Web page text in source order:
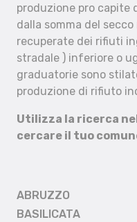
produzione pro
dalla somma del
recuperate dei rifiuti
stradale ) inferiore o
graduatorie sono
produzione di rifiuto
Utilizza la ricerca
cercare il tuo
ABRUZZO
BASILICATA